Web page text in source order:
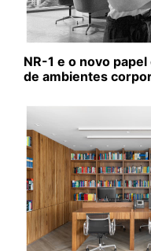
NR-1 e o novo
de ambientes